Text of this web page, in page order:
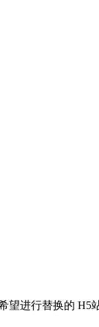
进行替换的 H5